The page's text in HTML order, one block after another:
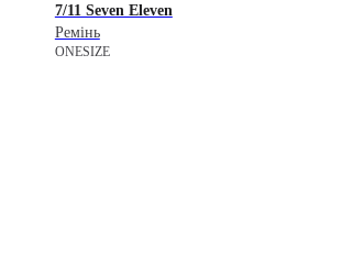
7/11 Seven Eleven
Ремінь
ONESIZE